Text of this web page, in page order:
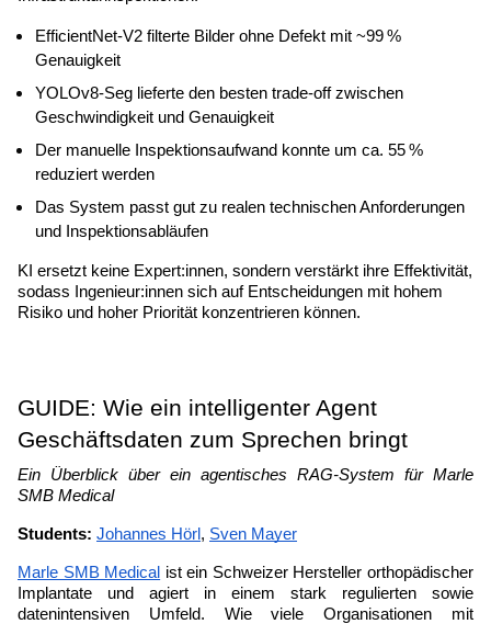
EfficientNet-V2 filterte Bilder ohne Defekt mit ~99 %
Genauigkeit
YOLOv8-Seg lieferte den besten trade-off zwischen
Geschwindigkeit und Genauigkeit
Der manuelle Inspektionsaufwand konnte um ca. 55 %
reduziert werden
Das System passt gut zu realen technischen Anforderungen
und Inspektionsabläufen
KI ersetzt keine Expert:innen, sondern verstärkt ihre Effektivität,
sodass Ingenieur:innen sich auf Entscheidungen mit hohem
Risiko und hoher Priorität konzentrieren können.
GUIDE: Wie ein intelligenter Agent
Geschäftsdaten zum Sprechen bringt
Ein Überblick über ein agentisches RAG-System für Marle
SMB Medical
Students: Johannes Hörl , Sven Mayer
Marle SMB Medical ist ein Schweizer Hersteller orthopädischer
Implantate und agiert in einem stark regulierten sowie
datenintensiven Umfeld. Wie viele Organisationen mit